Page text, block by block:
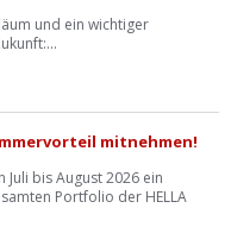
und ein wichtiger
mitnehmen!
bis August 2026 ein
Portfolio der HELLA